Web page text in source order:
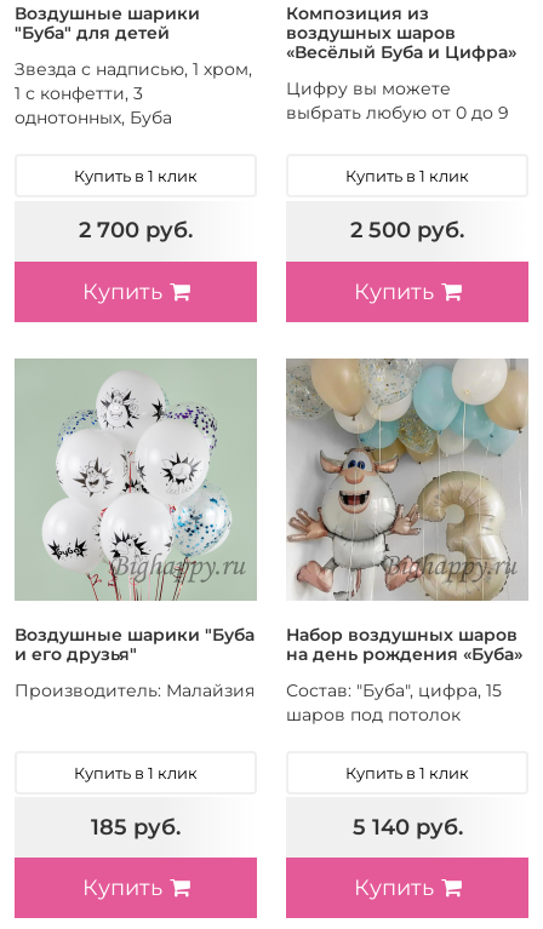
Воздушные шарики
"Буба" для детей
Звезда с надписью, 1 хром,
1 с конфетти, 3
однотонных, Буба
Купить в 1 клик
2 700 руб.
Купить
Композиция из
воздушных шаров
«Весёлый Буба и Цифра»
Цифру вы можете
выбрать любую от 0 до 9
Купить в 1 клик
2 500 руб.
Купить
Воздушные шарики "Буба
и его друзья"
Производитель: Малайзия
Купить в 1 клик
185 руб.
Купить
Набор воздушных шаров
на день рождения «Буба»
Состав: "Буба", цифра, 15
шаров под потолок
Купить в 1 клик
5 140 руб.
Купить